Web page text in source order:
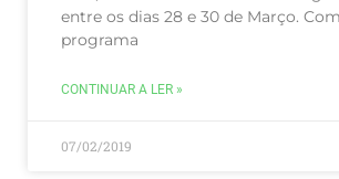
entre os dias 28 e 30 de Março.
programa
CONTINUAR A LER »
07/02/2019